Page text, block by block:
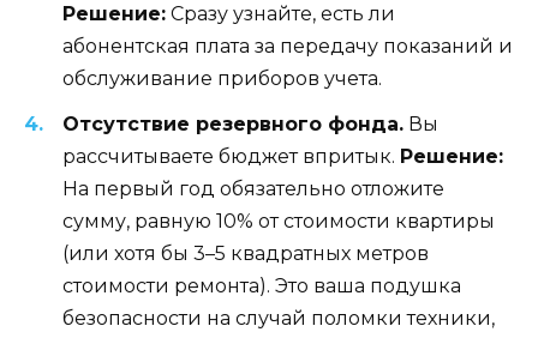
Решение: Сразу узнайте, есть ли
абонентская плата за передачу показаний и
обслуживание приборов учета.
Отсутствие резервного фонда. Вы
рассчитываете бюджет впритык. Решение:
На первый год обязательно отложите
сумму, равную 10% от стоимости квартиры
(или хотя бы 3–5 квадратных метров
стоимости ремонта). Это ваша подушка
безопасности на случай поломки техники,